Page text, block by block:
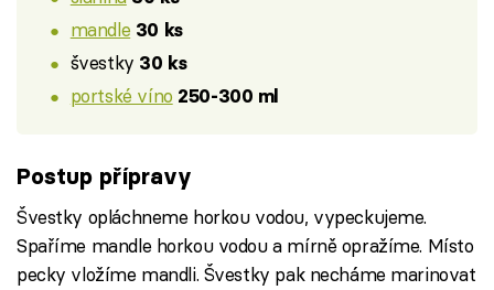
mandle 30 ks
švestky 30 ks
portské víno 250-300 ml
Postup přípravy
Švestky opláchneme horkou vodou, vypeckujeme.
Spaříme mandle horkou vodou a mírně opražíme. Místo
pecky vložíme mandli. Švestky pak necháme marinovat